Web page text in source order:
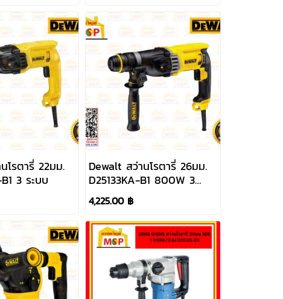
โรตารี่ 22มม.
3 ระบบ
Dewalt สว่านโรตารี่ 26มม.
D25133KA-B1 800W 3
ระบบ #NT
4,225.00 ฿